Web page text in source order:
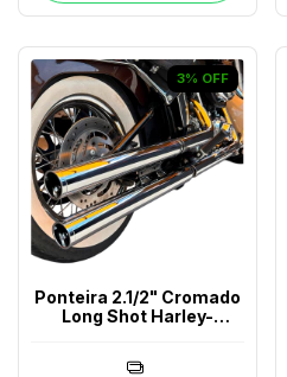
3% OFF
Ponteira 2.1/2" Cromado
Long Shot Harley-